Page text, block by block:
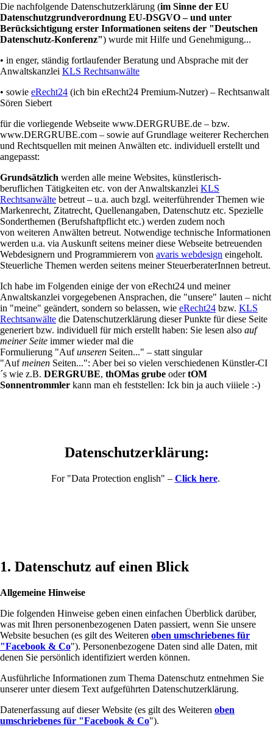
Die nachfolgende Datenschutzerklärung (im Sinne der EU
Datenschutzgrundverordnung EU-DSGVO – und unter
Berücksichtigung erster Informationen seitens der "Deutschen
Datenschutz-Konferenz") wurde mit Hilfe und Genehmigung...
• in enger, ständig fortlaufender Beratung und Absprache mit der
Anwaltskanzlei KLS Rechtsanwälte
• sowie eRecht24 (ich bin eRecht24 Premium-Nutzer) – Rechtsanwalt
Sören Siebert
für die vorliegende Webseite www.DERGRUBE.de – bzw.
www.DERGRUBE.com – sowie auf Grundlage weiterer Recherchen
und Rechtsquellen mit meinen Anwälten etc. individuell erstellt und
angepasst:
Grundsätzlich werden alle meine Websites, künstlerisch-
beruflichen Tätigkeiten etc. von der Anwaltskanzlei KLS
Rechtsanwälte betreut – u.a. auch bzgl. weiterführender Themen wie
Markenrecht, Zitatrecht, Quellenangaben, Datenschutz etc. Spezielle
Sonderthemen (Berufshaftpflicht etc.) werden zudem noch
von weiteren Anwälten betreut. Notwendige technische Informationen
werden u.a. via Auskunft seitens meiner diese Webseite betreuenden
Webdesignern und Programmierern von avaris webdesign eingeholt.
Steuerliche Themen werden seitens meiner SteuerberaterInnen betreut.
Ich habe im Folgenden einige der von eRecht24 und meiner
Anwaltskanzlei vorgegebenen Ansprachen, die "unsere" lauten – nicht
in "meine" geändert, sondern so belassen, wie eRecht24 bzw. KLS
Rechtsanwälte die Datenschutzerklärung dieser Punkte für diese Seite
generiert bzw. individuell für mich erstellt haben: Sie lesen also auf
meiner Seite immer wieder mal die
Formulierung "Aufunseren Seiten..." – statt singular
"Aufmeinen Seiten...": Aber bei so vielen verschiedenen Künstler-CI
´s wie z.B. DERGRUBE, thOMas grube odertOM
Sonnentrommler kann man eh feststellen: Ick bin ja auch viiiele :-)
Datenschutzerklärung:
For "Data Protection english" – Click here.
1. Datenschutz auf einen Blick
Allgemeine Hinweise
Die folgenden Hinweise geben einen einfachen Überblick darüber,
was mit Ihren personenbezogenen Daten passiert, wenn Sie unsere
Website besuchen (es gilt des Weiteren oben umschriebenes für
"Facebook & Co"). Personenbezogene Daten sind alle Daten, mit
denen Sie persönlich identifiziert werden können.
Ausführliche Informationen zum Thema Datenschutz entnehmen Sie
unserer unter diesem Text aufgeführten Datenschutzerklärung.
Datenerfassung auf dieser Website (es gilt des Weiteren oben
umschriebenes für "Facebook & Co").